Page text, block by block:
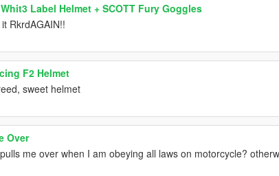
Label Helmet + SCOTT Fury Goggles
RkrdAGAIN!!
F2 Helmet
sweet helmet
Over
me over when I am obeying all laws on motorcycle?